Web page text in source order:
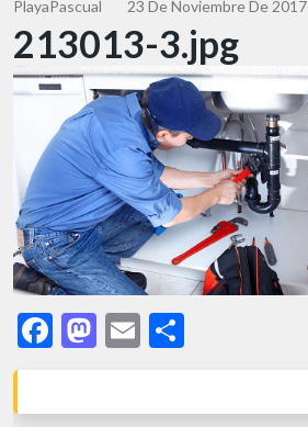
PlayaPascual 23 De Noviembre De 2017
213013-3.jpg
Facebook
Mastodon
Email